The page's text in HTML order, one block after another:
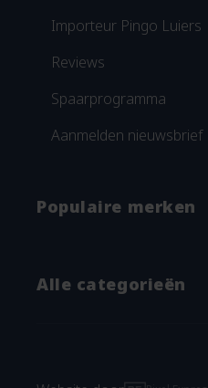
Importeur Pingo Luiers
Reviews
Spaarprogramma
Aanmelden nieuwsbrief
Populaire merken
Alle categorieën
Verschonen